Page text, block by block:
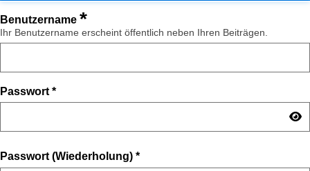
Benutzername *
Ihr Benutzername erscheint öffentlich neben Ihren Beiträgen.
Passwort *
Passwort (Wiederholung) *